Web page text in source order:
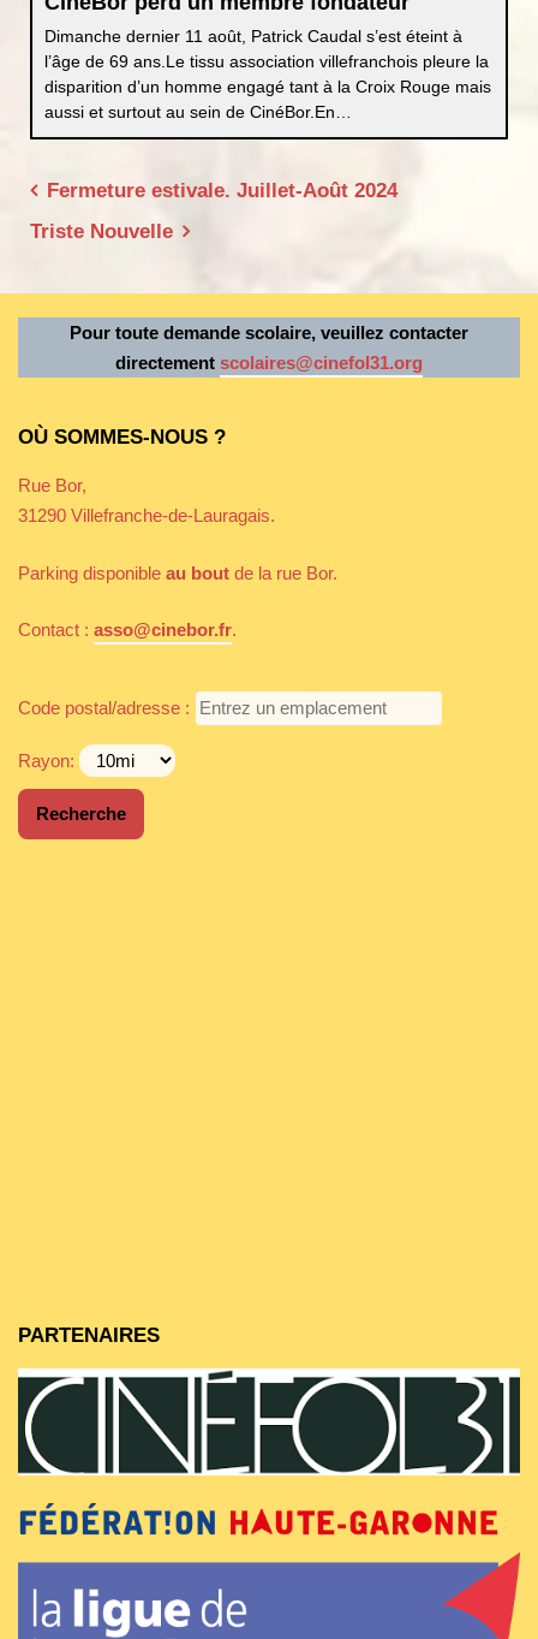
o
o
k
n
g
er
p
p
Dimanche dernier 11 août, Patrick Caudal s’est éteint à
l’âge de 69 ans.Le tissu association villefranchois pleure la
disparition d’un homme engagé tant à la Croix Rouge mais
aussi et surtout au sein de CinéBor.En…
Navigation
de
Fermeture estivale. Juillet-Août 2024
Triste Nouvelle
Pour toute demande scolaire, veuillez contacter
directement scolaires@cinefol31.org
OÙ SOMMES-NOUS ?
Rue Bor,
31290 Villefranche-de-Lauragais.
Parking disponible au bout de la rue Bor.
Contact : asso@cinebor.fr.
Code postal/adresse :
Rayon:
PARTENAIRES